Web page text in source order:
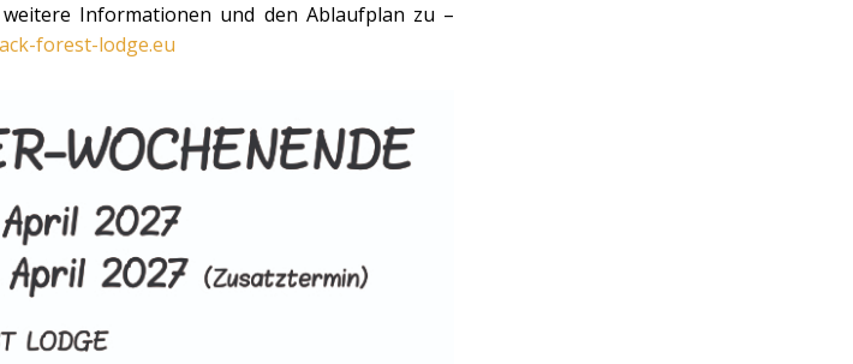
Informationen und den Ablaufplan zu –
forest-lodge.eu